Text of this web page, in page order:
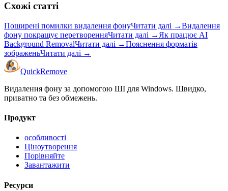
Схожі статті
Поширені помилки видалення фонуЧитати далі →Видалення
фону покращує перетворенняЧитати далі → Як працює AI
Background RemovalЧитати далі →Пояснення форматів
зображеньЧитати далі →
QuickRemove
Видалення фону за допомогою ШІ для Windows. Швидко,
приватно та без обмежень.
Продукт
особливості
Ціноутворення
Порівняйте
Завантажити
Ресурси